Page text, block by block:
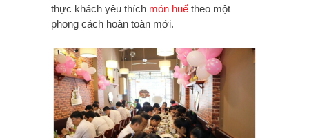
thực khách yêu thích món huế theo một
phong cách hoàn toàn mới.